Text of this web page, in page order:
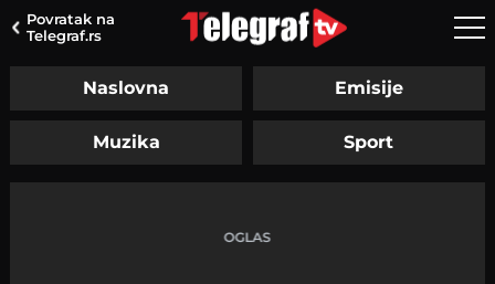
Povratak na
Telegraf.rs
Naslovna Emisije
Muzika Sport